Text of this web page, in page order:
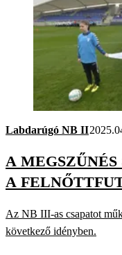
Labdarúgó NB II
A
A
Az NB III-as csapatot
következő idényben.